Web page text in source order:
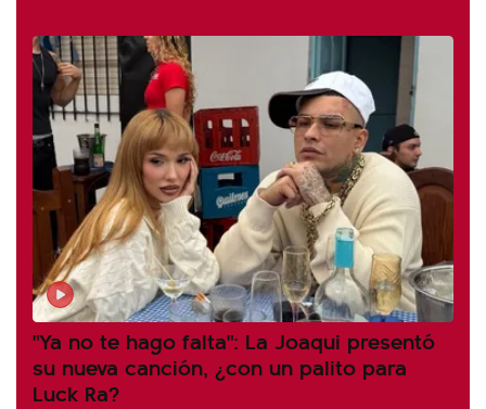
"Ya no te hago falta": La Joaqui presentó
su nueva canción, ¿con un palito para
Luck Ra?